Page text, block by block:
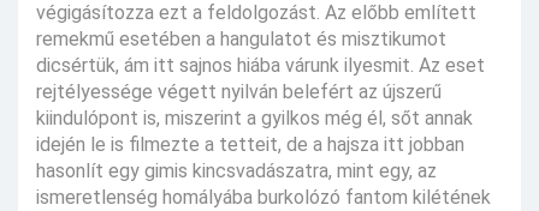
végigásítozza ezt a feldolgozást. Az előbb említett
remekmű esetében a hangulatot és misztikumot
dicsértük, ám itt sajnos hiába várunk ilyesmit. Az eset
rejtélyessége végett nyilván belefért az újszerű
kiindulópont is, miszerint a gyilkos még él, sőt annak
idején le is filmezte a tetteit, de a hajsza itt jobban
hasonlít egy gimis kincsvadászatra, mint egy, az
ismeretlenség homályába burkolózó fantom kilétének